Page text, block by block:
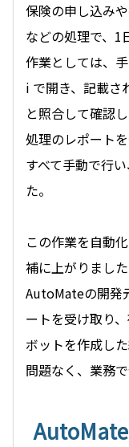
保険の申し込み
などの処理で、1
作業としては、
i で開き、記載さ
と照合して確認
処理のレポート
すべて手動で行
た。
この作業を自動
補に上がりまし
AutoMateの開発
ートを受け取り
ボットを作成し
問題なく、業務